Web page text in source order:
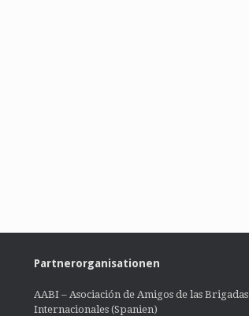
Partnerorganisationen
AABI – Asociación de Amigos de las Brigadas
Internacionales (Spanien)